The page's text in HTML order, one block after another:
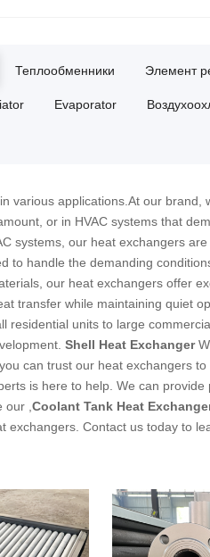
Теплообменники Элемент
Evaporator
various applications.At our brand
, or in HVAC systems that
systems, our heat exchangers
to handle the demanding
, our heat exchangers offer
transfer while maintaining quiet
residential units to large
. Shell Heat Exchanger
you can trust our heat exchangers
is here to help. We can provide
our, Coolant Tank Heat
exchangers. Contact us today to